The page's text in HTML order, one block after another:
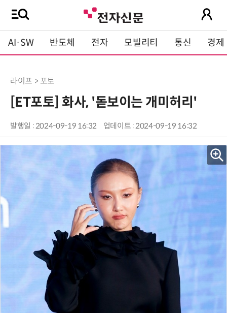
AI·SW 반도체 전자 모빌리티 통신 경제
라이프 > 포토
[ET포토] 화사, '돋보이는 개미허리'
발행일 : 2024-09-19 16:32 업데이트 : 2024-09-19 16:32